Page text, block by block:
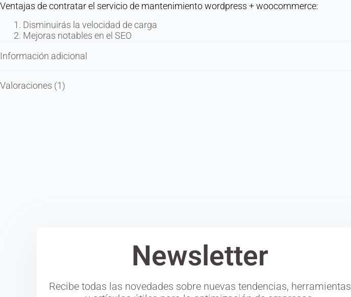
Ventajas de contratar el servicio de mantenimiento wordpress + woocommerce:
Disminuirás la velocidad de carga
Mejoras notables en el SEO
Información adicional
Valoraciones (1)
Newsletter
Recibe todas las novedades sobre nuevas tendencias, herramientas